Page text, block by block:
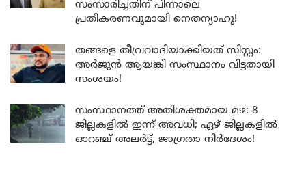
സംസാരിച്ചതിന് പിന്നാലെ
പ്രതികരണവുമായി നെതന്യാഹു!
തങ്ങളെ തീവ്രവാദിയാക്കിയത് സിസ്റ്റം:
അർജുൻ ആയങ്കി സംസ്ഥാനം വിട്ടതായി
സംശയം!
സംസ്ഥാനത്ത് അതിശക്തമായ മഴ: 8
ജില്ലകളിൽ ഇന്ന് അവധി; ഏഴ് ജില്ലകളിൽ
ഓറഞ്ച് അലർട്ട്, ജാഗ്രതാ നിർദേശം!